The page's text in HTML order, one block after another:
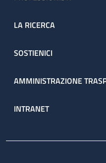
LA RICERCA
SOSTIENICI
AMMINISTRAZIONE
INTRANET